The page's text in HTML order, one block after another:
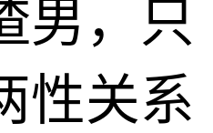
男，只
性关系